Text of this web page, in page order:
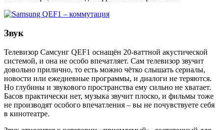
Звук
Телевизор Самсунг QEF1 оснащён 20-ваттной акустической
системой, и она не особо впечатляет. Сам телевизор звучит
довольно прилично, то есть можно чётко слышать сериалы,
новости или ежедневные программы, и диалоги не теряются.
Но глубины и звукового пространства ему сильно не хватает.
Басов практически нет, музыка звучит плоско, и фильмы тоже
не производят особого впечатления – вы не почувствуете себя
в кинотеатре.